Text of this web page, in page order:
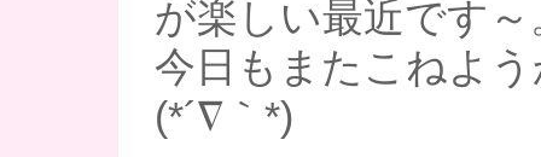
が楽しい最近です～
今日もまたこねよ
(*´∇｀*)